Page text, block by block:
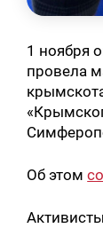
1 ноября
провела
Об этом